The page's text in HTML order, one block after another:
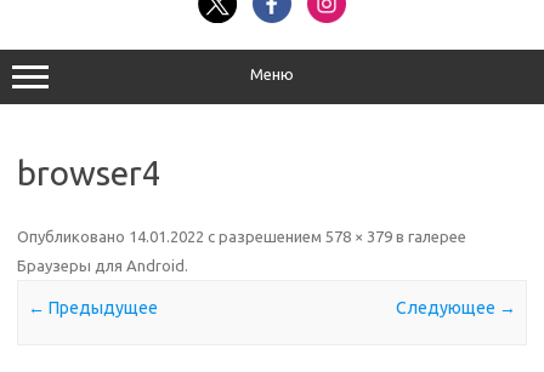
Меню
browser4
Опубликовано 14.01.2022 с разрешением 578 × 379 в галерее
Браузеры для Android .
← Предыдущее Следующее →